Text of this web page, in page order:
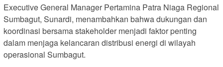
Executive General Manager Pertamina Patra Niaga Regional
Sumbagut, Sunardi, menambahkan bahwa dukungan dan
koordinasi bersama stakeholder menjadi faktor penting
dalam menjaga kelancaran distribusi energi di wilayah
operasional Sumbagut.